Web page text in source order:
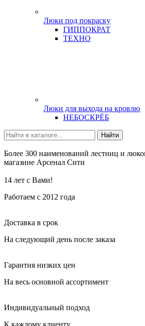
Люки под покраску
ГИППОКРАТ
ТЕХНО
Люки для выхода на кровлю
НЕБОСКРЁБ
Найти
Более 300 наименований лестниц и
магазине Арсенал Сити
14 лет с Вами!
Работаем с 2012 года
Доставка в срок
На следующий день после заказа
Гарантия низких цен
На весь основной ассортимент
Индивидуальный подход
К каждому клиенту